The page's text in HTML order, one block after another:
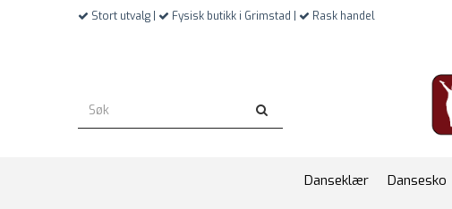
Stort utvalg | Fysisk butikk i Grimstad | Rask handel
Danseklær Dansesko